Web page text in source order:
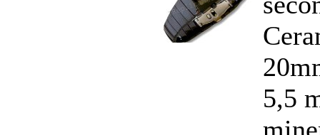
5,5